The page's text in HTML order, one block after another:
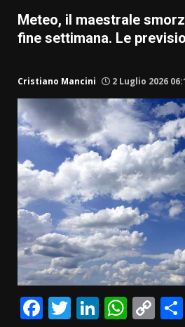
Meteo, il maestrale
fine settimana. Le
Cristiano Mancini 2 Luglio 2026
Facebook
Twitter
LinkedIn